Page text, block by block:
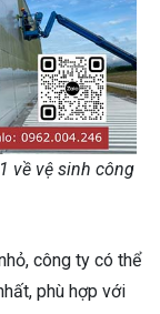
về vệ sinh công
công ty có thể
phù hợp với